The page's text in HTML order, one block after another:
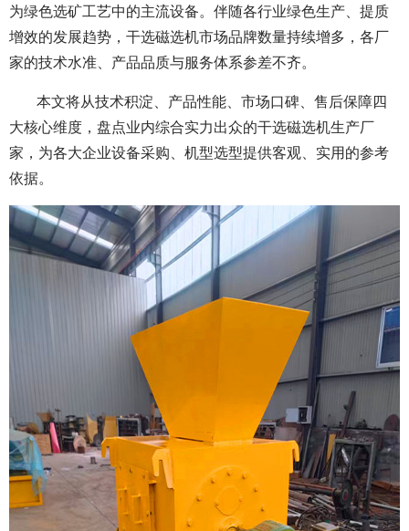
为绿色选矿工艺中的主流设备。伴随各行业绿色生产、提质
增效的发展趋势，干选磁选机市场品牌数量持续增多，各厂
家的技术水准、产品品质与服务体系参差不齐。
本文将从技术积淀、产品性能、市场口碑、售后保障四
大核心维度，盘点业内综合实力出众的干选磁选机生产厂
家，为各大企业设备采购、机型选型提供客观、实用的参考
依据。